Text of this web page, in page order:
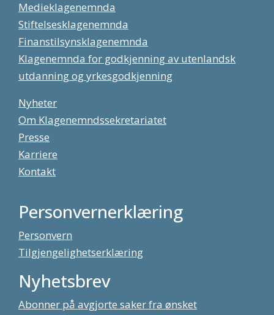
Medieklagenemnda
Stiftelsesklagenemnda
Finanstilsynsklagenemnda
Klagenemnda for godkjenning av utenlandsk
utdanning og yrkesgodkjenning
Nyheter
Om Klagenemndssekretariatet
Presse
Karriere
Kontakt
Personvernerklæring
Personvern
Tilgjengelighetserklæring
Nyhetsbrev
Abonner på avgjorte saker fra ønsket